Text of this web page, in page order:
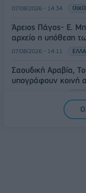
07/08/2026 - 14:34
Άρειος Πάγος- Ε.
αρχείο η υπόθεση
07/08/2026 - 14:11
Σαουδική Αραβία,
υπογράφουν κοινή